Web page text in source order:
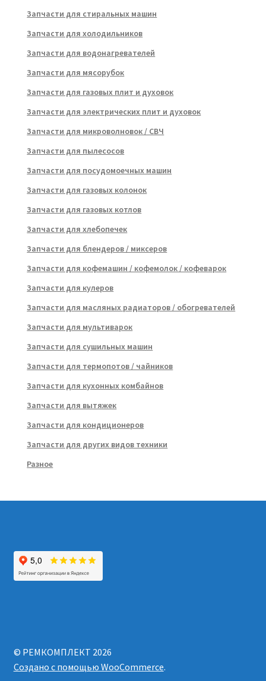
Запчасти для стиральных машин
Запчасти для холодильников
Запчасти для водонагревателей
Запчасти для мясорубок
Запчасти для газовых плит и духовок
Запчасти для электрических плит и духовок
Запчасти для микроволновок / СВЧ
Запчасти для пылесосов
Запчасти для посудомоечных машин
Запчасти для газовых колонок
Запчасти для газовых котлов
Запчасти для хлебопечек
Запчасти для блендеров / миксеров
Запчасти для кофемашин / кофемолок / кофеварок
Запчасти для кулеров
Запчасти для масляных радиаторов / обогревателей
Запчасти для мультиварок
Запчасти для сушильных машин
Запчасти для термопотов / чайников
Запчасти для кухонных комбайнов
Запчасти для вытяжек
Запчасти для кондиционеров
Запчасти для других видов техники
Разное
© РЕМКОМПЛЕКТ 2026
Создано с помощью WooCommerce.